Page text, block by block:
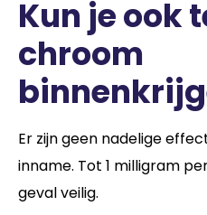
Kun je ook
chroom
Er zijn geen nadelige
inname. Tot 1 milligram
geval veilig.